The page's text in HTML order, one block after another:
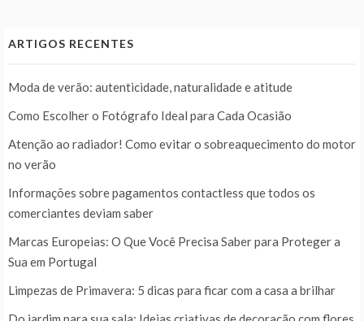
ARTIGOS RECENTES
Moda de verão: autenticidade, naturalidade e atitude
Como Escolher o Fotógrafo Ideal para Cada Ocasião
Atenção ao radiador! Como evitar o sobreaquecimento do motor
no verão
Informações sobre pagamentos contactless que todos os
comerciantes deviam saber
Marcas Europeias: O Que Você Precisa Saber para Proteger a
Sua em Portugal
Limpezas de Primavera: 5 dicas para ficar com a casa a brilhar